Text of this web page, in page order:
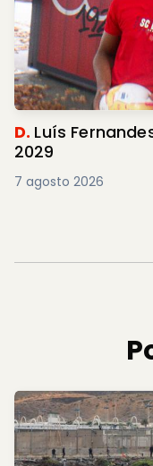
D. Luís
2029
7 agosto 2026